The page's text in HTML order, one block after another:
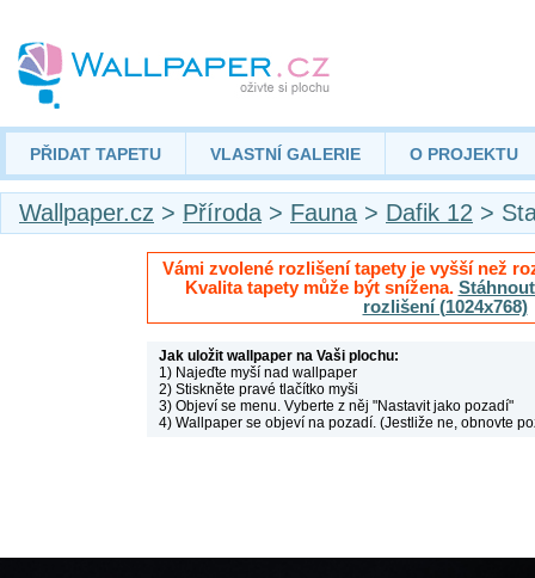
PŘIDAT TAPETU VLASTNÍ GALERIE O PROJEKTU
Wallpaper.cz > Příroda > Fauna > Dafik 12 >
Vámi zvolené rozlišení tapety je vyšší než
Kvalita tapety může být snížena.
rozlišení (1024x768)
Jak uložit wallpaper na Vaši plochu:
1) Najeďte myší nad wallpaper
2) Stiskněte pravé tlačítko myši
3) Objeví se menu. Vyberte z něj "Nastavit jako pozadí"
4) Wallpaper se objeví na pozadí. (Jestliže ne, obnovte